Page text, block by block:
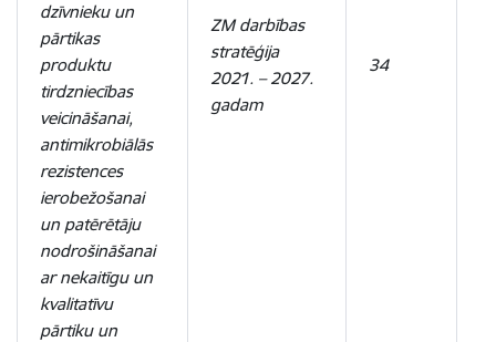
dzīvnieku un
pārtikas
produktu
tirdzniecības
veicināšanai,
antimikrobiālās
rezistences
ierobežošanai
un patērētāju
nodrošināšanai
ar nekaitīgu un
kvalitatīvu
pārtiku un
ZM darbības
stratēģija
2021. – 2027.
gadam
34